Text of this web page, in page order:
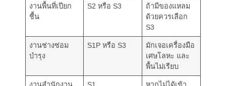
งานพื้นที่เปียก
ชื้น
S2 หรือ S3
ถ้ามีของแหลม
ด้วยควรเลือก
S3
งานช่างซ่อม
บำรุง
S1P หรือ S3
มักเจอเครื่องมือ
เศษโลหะ และ
พื้นไม่เรียบ